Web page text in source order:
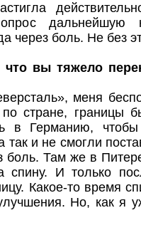
дальнейшую
через боль. Не без
вы тяжело
меня
стране, границы
в Германию, чтобы
так и не смогли
боль. Там же в
спину. И только
Какое-то время
Но, как я